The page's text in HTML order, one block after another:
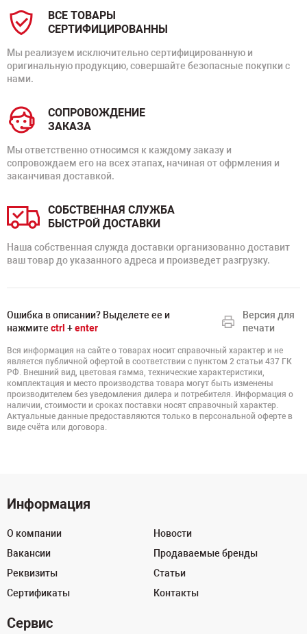
ВСЕ ТОВАРЫ
СЕРТИФИЦИРОВАННЫ
Мы реализуем исключительно сертифицированную и
оригинальную продукцию, совершайте безопасные покупки с
нами.
СОПРОВОЖДЕНИЕ
ЗАКАЗА
Мы ответственно относимся к каждому заказу и
сопровождаем его на всех этапах, начиная от офрмления и
заканчивая доставкой.
СОБСТВЕННАЯ СЛУЖБА
БЫСТРОЙ ДОСТАВКИ
Наша собственная служда доставки организованно доставит
ваш товар до указанного адреса и произведет разгрузку.
Ошибка в описании? Выделете ее и
нажмите ctrl +enter
Версия для
печати
Вся информация на сайте о товарах носит справочный характер и не
является публичной офертой в соответствии с пунктом 2 статьи 437 ГК
РФ. Внешний вид, цветовая гамма, технические характеристики,
комплектация и место производства товара могут быть изменены
производителем без уведомления дилера и потребителя. Информация о
наличии, стоимости и сроках поставки носят справочный характер.
Актуальные данные предоставляются только в персональной оферте в
виде счёта или договора.
Информация
О компании
Вакансии
Реквизиты
Сертификаты
Новости
Продаваемые бренды
Статьи
Контакты
Сервис